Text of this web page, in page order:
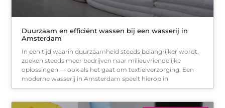
Duurzaam en efficiënt wassen bij een wasserij in
Amsterdam
In een tijd waarin duurzaamheid steeds belangrijker wordt,
zoeken steeds meer bedrijven naar milieuvriendelijke
oplossingen — ook als het gaat om textielverzorging. Een
moderne wasserij in Amsterdam speelt hierop in